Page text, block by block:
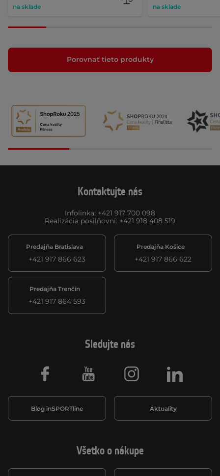
na sklade
na sklade
Porovnať tieto produkty
Kontaktujte nás
Infolinka: +421 917 700 098
Realizácia posilňovní: +421 918 408 519
Predajňa Bratislava
+421 917 866 623
Predajňa Košice
+421 917 866 622
Predajňa Trenčín
+421 917 864 593
Všetko o nákupe
Sledujte nás
Blog inSPORTline Aktuality
Facebook Youtube Instagram LinkedIn